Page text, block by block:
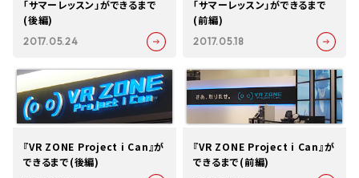
「サマーレッスン」ができるまで
(後編)
2017.05.24
「サマーレッスン」ができるまで
(前編)
2017.05.18
『VR ZONE Project i Can』が
できるまで(後編)
『VR ZONE Project i Can』が
できるまで(前編)